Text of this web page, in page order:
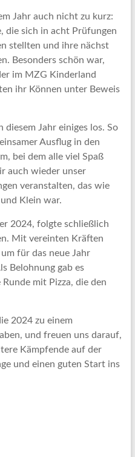
Jahr auch nicht zu kurz:
die sich in acht Prüfungen
stellten und ihre nächst
Besonders schön war,
im MZG Kinderland
ihr Können unter Beweis
Jahr einiges los. So
Ausflug in den
bei dem alle viel Spaß
auch wieder unser
veranstalten, das wie
Klein war.
2024, folgte schließlich
Mit vereinten Kräften
für das neue Jahr
Belohnung gab es
mit Pizza, die den
2024 zu einem
und freuen uns darauf,
Kämpfende auf der
und einen guten Start ins